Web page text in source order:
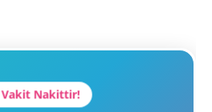
Vakit Nakittir!